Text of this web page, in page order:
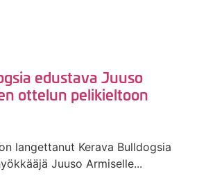
edustava Juuso
ottelun pelikieltoon
langettanut Kerava Bulldogsia
Juuso Armiselle...